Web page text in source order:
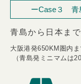
ーCase３ 青
青島から日本ま
大阪港発650KM圏内ま
（青島発ミニマムは